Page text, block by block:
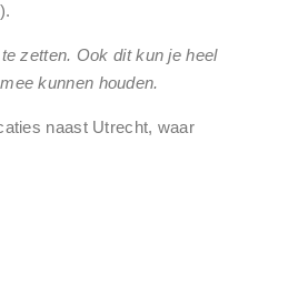
.
zetten. Ook dit kun je heel
kunnen houden.
naast Utrecht, waar